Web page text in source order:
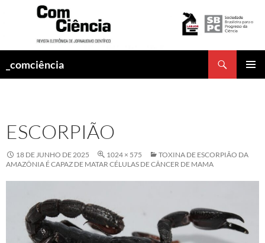
_comciência
ESCORPIÃO
18 DE JUNHO DE 2025 1024 × 575
TOXINA DE ESCORPIÃO DA
AMAZÔNIA É CAPAZ DE MATAR CÉLULAS DE CÂNCER DE MAMA